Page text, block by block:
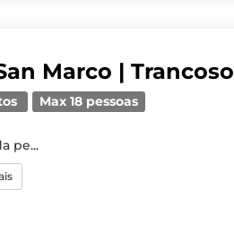
Marco | Trancoso
Max 18 pessoas
pe...